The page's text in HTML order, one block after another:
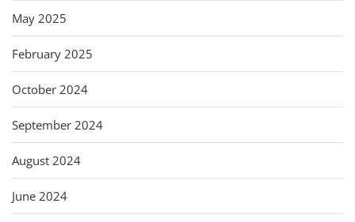
May 2025
February 2025
October 2024
September 2024
August 2024
June 2024